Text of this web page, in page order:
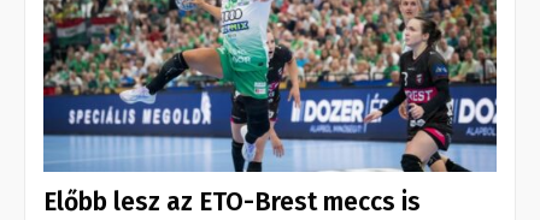
Előbb lesz az ETO-Brest meccs is